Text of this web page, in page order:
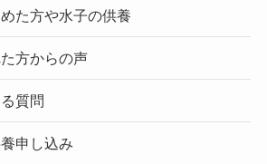
た方や水子の供養
方からの声
質問
申し込み